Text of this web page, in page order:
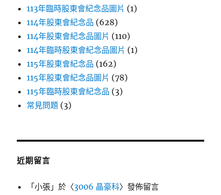
113年臨時股東會紀念品圖片 (1)
114年股東會紀念品 (628)
114年股東會紀念品圖片 (110)
114年臨時股東會紀念品圖片 (1)
115年股東會紀念品 (162)
115年股東會紀念品圖片 (78)
115年臨時股東會紀念品 (3)
常見問題 (3)
近期留言
「小張 」於〈3006 晶豪科〉發佈留言